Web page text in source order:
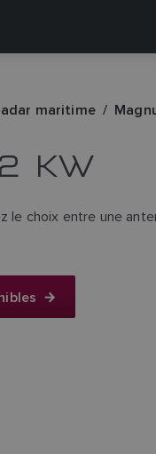
maritime
KW
le choix entre une